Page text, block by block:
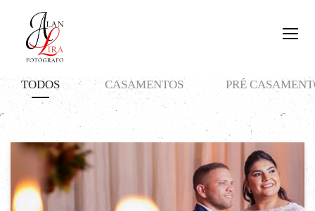
TODOS CASAMENTOS PRÉ